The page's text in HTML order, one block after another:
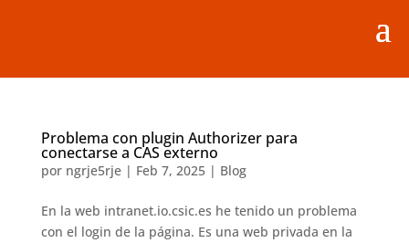
Problema con plugin Authorizer para
conectarse a CAS externo
por ngrje5rje| Feb 7, 2025| Blog
En la web intranet.io.csic.es he tenido un problema
con el login de la página. Es una web privada en la